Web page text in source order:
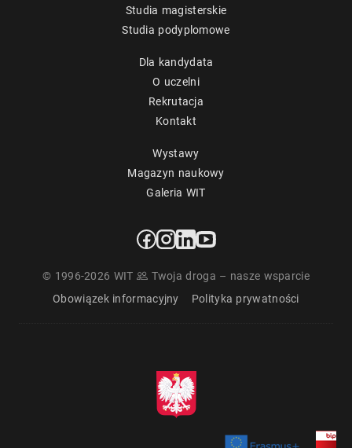
Studia magisterskie
Studia podyplomowe
Dla kandydata
O uczelni
Rekrutacja
Kontakt
Wystawy
Magazyn naukowy
Galeria WIT
© 1996-2026 WIT
Twoja droga – nasze wsparcie
Obowiązek informacyjny
Polityka prywatności